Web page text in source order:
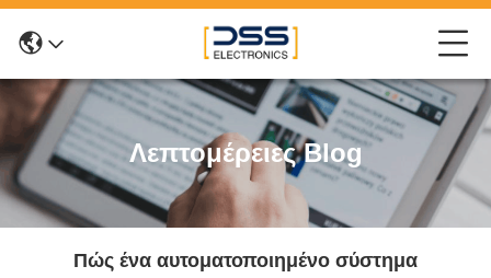
Λεπτομέρειες Blog
Πώς ένα αυτοματοποιημένο σύστημα